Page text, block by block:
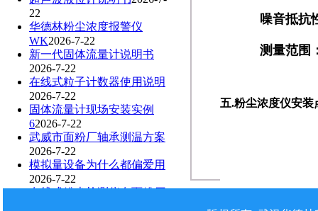
噪音抵抗
测量范围
五.粉尘浓度仪安装
22
华德林粉尘浓度报警仪
WK2026-7-22
新一代固体流量计说明书
2026-7-22
在线式粒子计数器使用说明
2026-7-22
固体流量计现场安装实例
62026-7-22
武威市面粉厂轴承测温方案
2026-7-22
模拟量设备为什么都偏爱用
2026-7-22
在线式粉尘检测仪在面粉厂